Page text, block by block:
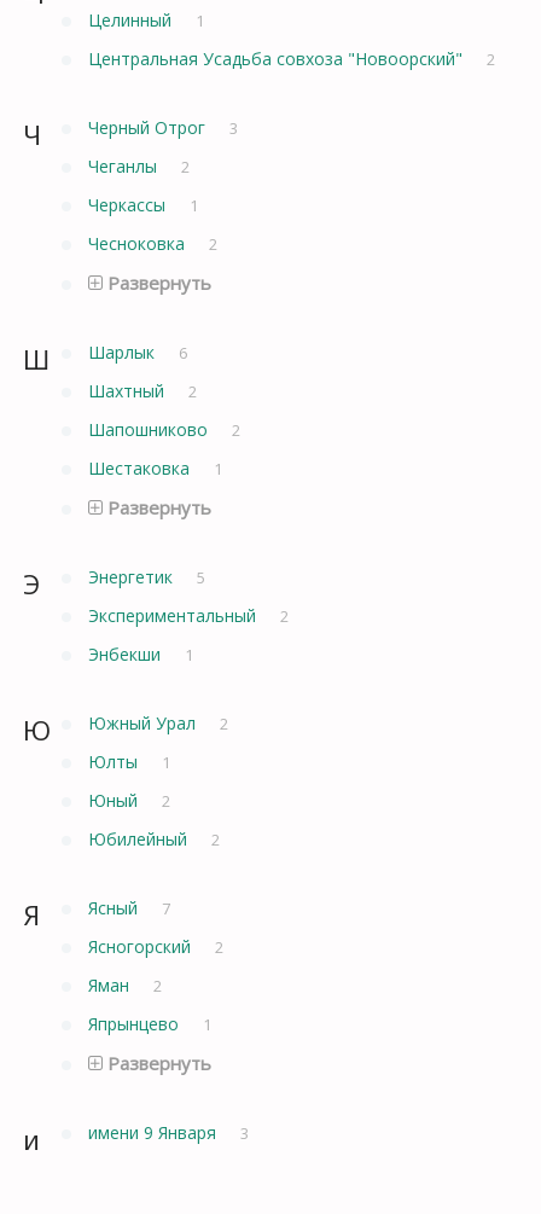
Целинный 1
Центральная Усадьба совхоза "Новоорский" 2
Ч Черный Отрог 3
Чеганлы 2
Черкассы 1
Чесноковка 2
Развернуть
Ш Шарлык 6
Шахтный 2
Шапошниково 2
Шестаковка 1
Развернуть
Э Энергетик 5
Экспериментальный 2
Энбекши 1
Ю Южный Урал 2
Юлты 1
Юный 2
Юбилейный 2
Я Ясный 7
Ясногорский 2
Яман 2
Япрынцево 1
Развернуть
и имени 9 Января 3